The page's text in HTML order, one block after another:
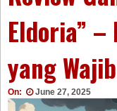
Eldoria”
yang
On: June 27, 2025